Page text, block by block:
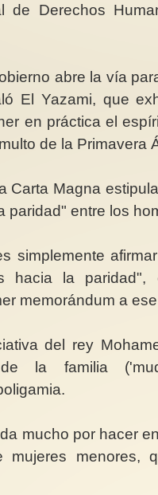
de Derechos
abre la vía
El Yazami, que
en práctica el
de la Primavera
Carta Magna
paridad" entre los
simplemente
hacia la paridad",
memorándum a
del rey
la familia
mucho por hacer
menores,